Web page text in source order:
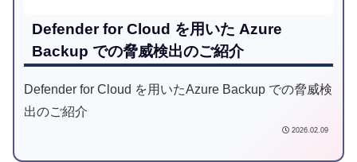
Defender for Cloud を用いた Azure
Backup での脅威検出のご紹介
Defender for Cloud を用いたAzure Backup での脅威検
出のご紹介
2026.02.09